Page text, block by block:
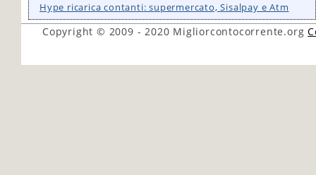
Hype ricarica contanti: supermercato, Sisalpay e Atm
Copyright © 2009 - 2020 Migliorcontocorrente.org